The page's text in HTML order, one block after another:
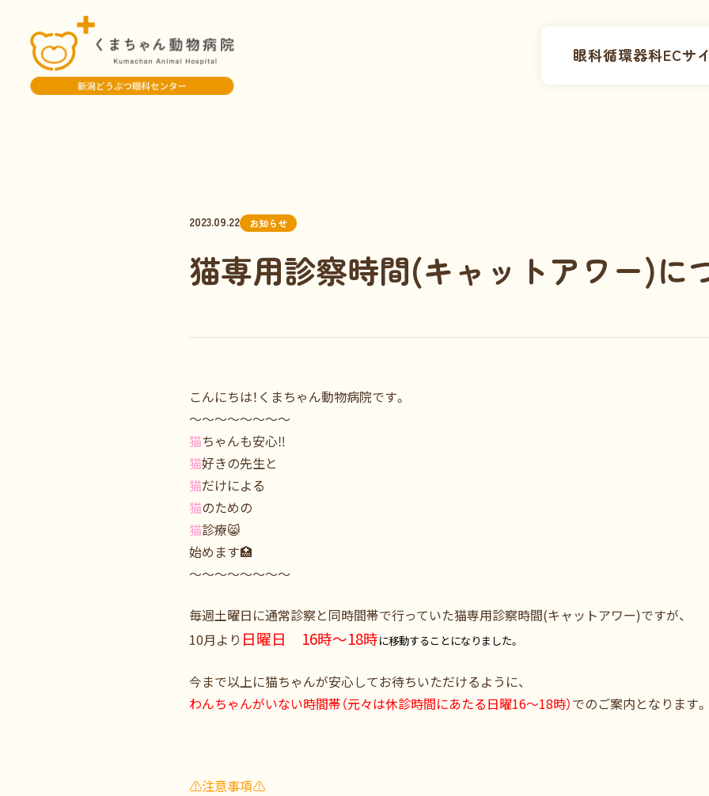
眼科循環器科ECサ
2023.09.22 お知らせ
猫専用診察時間(キャットアワー)に
こんにちは！くまちゃん動物病院です。
～～～～～～～～
猫ちゃんも安心‼️
猫好きの先生と
猫だけによる
猫のための
猫診療😸
始めます🏥
～～～～～～～～
毎週土曜日に通常診察と同時間帯で行っていた猫専用診察時間(キャットアワー)ですが、
10月より 日曜日 16時～18時に移動することになりました。
今まで以上に猫ちゃんが安心してお待ちいただけるように、
わんちゃんがいない時間帯（元々は休診時間にあたる日曜16～18時）でのご案内となります。
⚠️注意事項⚠️